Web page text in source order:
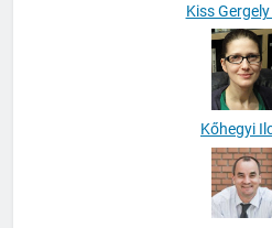
Kiss
Kőhegyi